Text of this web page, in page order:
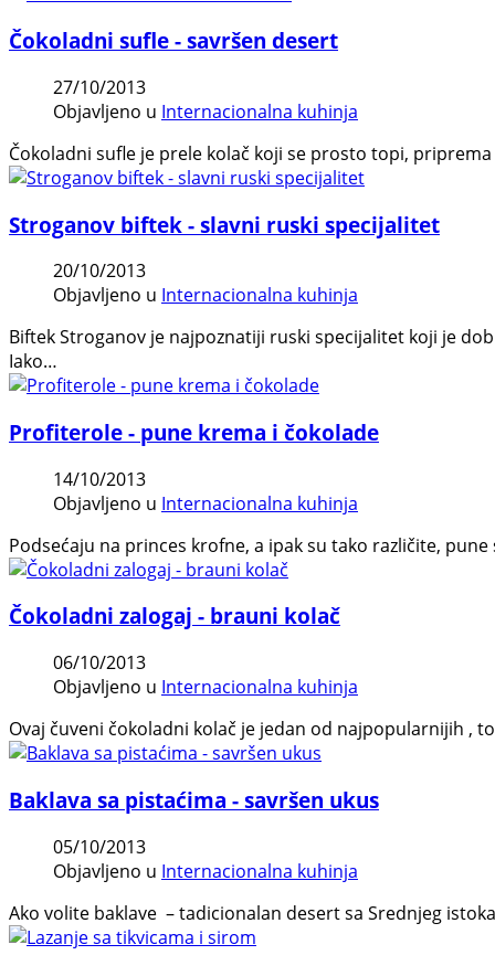
Čokoladni sufle - savršen desert
27/10/2013
Objavljeno u Internacionalna kuhinja
Čokoladni sufle je prele kolač koji se prosto topi,
Stroganov biftek - slavni ruski specijalitet
20/10/2013
Objavljeno u Internacionalna kuhinja
Biftek Stroganov je najpoznatiji ruski specijalitet koji je
Iako…
Profiterole - pune krema i čokolade
14/10/2013
Objavljeno u Internacionalna kuhinja
Podsećaju na princes krofne, a ipak su tako različite,
Čokoladni zalogaj - brauni kolač
06/10/2013
Objavljeno u Internacionalna kuhinja
Ovaj čuveni čokoladni kolač je jedan od najpopularnijih ,
Baklava sa pistaćima - savršen ukus
05/10/2013
Objavljeno u Internacionalna kuhinja
Ako volite baklave – tadicionalan desert sa Srednjeg